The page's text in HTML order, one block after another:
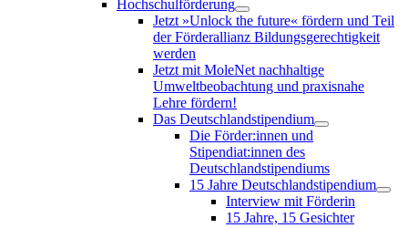
Hochschulförderung
Jetzt »Unlock the future« fördern und Teil
der Förderallianz Bildungsgerechtigkeit
werden
Jetzt mit MoleNet nachhaltige
Umweltbeobachtung und praxisnahe
Lehre fördern!
Das Deutschlandstipendium
Die Förder:innen und
Stipendiat:innen des
Deutschlandstipendiums
15 Jahre Deutschlandstipendium
Interview mit Förderin
15 Jahre, 15 Gesichter